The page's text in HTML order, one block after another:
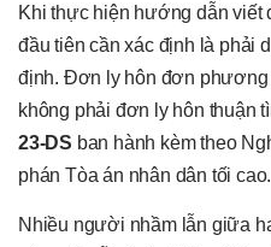
Khi thực hiện hướng dẫn
đầu tiên cần xác định là phải
định. Đơn ly hôn đơn phương
không phải đơn ly hôn thuận
23-DS ban hành kèm theo
phán Tòa án nhân dân tối cao.
Nhiều người nhầm lẫn giữa